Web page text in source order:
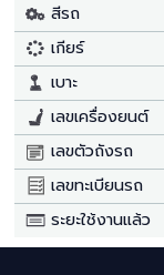
สีรถ
เกียร์
เบาะ
เลขเครื่องยนต์
เลขตัวถังรถ
เลขทะเบียนรถ
ระยะใช้งานแล้ว